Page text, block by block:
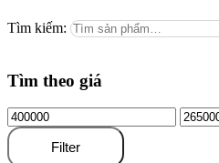
Tìm kiếm:
Tìm theo giá
Filter